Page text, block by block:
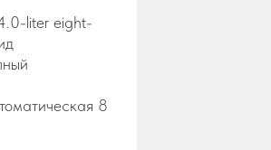
liter eight-
8